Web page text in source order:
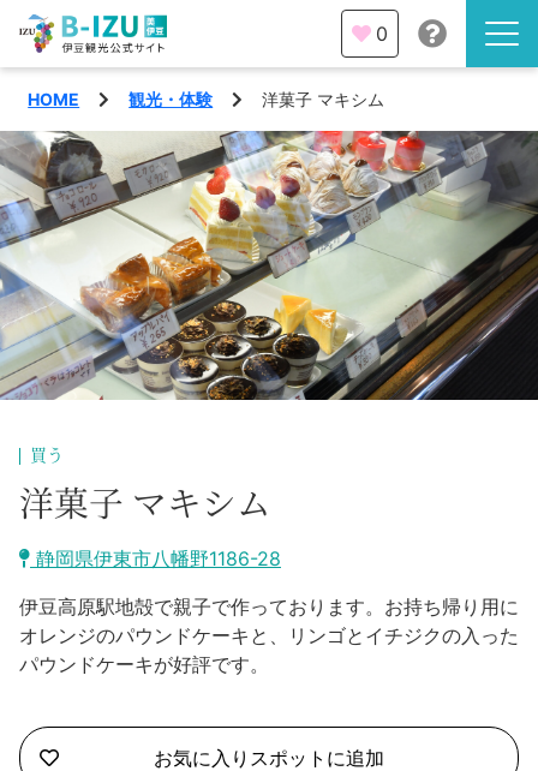
伊豆半島を知る
伊豆のみどころ
みる
あそぶ
あじわう
観光・体験
イベント
エリア
熱海市
沼津市
三島市
南伊豆町
函南町
特集
旅の計画
モデルコース
宿泊・予約
AIルートプランナー
合同会社説明会
伊豆ワーケーション
0
HOME 観光・体験 洋菓子 マキシム
買う
洋菓子 マキシム
静岡県伊東市八幡野1186-28
伊豆高原駅地殻で親子で作っております。お持ち帰り用に
オレンジのパウンドケーキと、リンゴとイチジクの入った
パウンドケーキが好評です。
お気に入りスポットに追加